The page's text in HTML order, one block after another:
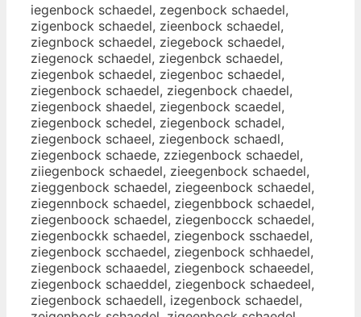
iegenbock schaedel, zegenbock schaedel,
zigenbock schaedel, zieenbock schaedel,
ziegnbock schaedel, ziegebock schaedel,
ziegenock schaedel, ziegenbck schaedel,
ziegenbok schaedel, ziegenboc schaedel,
ziegenbock schaedel, ziegenbock chaedel,
ziegenbock shaedel, ziegenbock scaedel,
ziegenbock schedel, ziegenbock schadel,
ziegenbock schaeel, ziegenbock schaedl,
ziegenbock schaede, zziegenbock schaedel,
ziiegenbock schaedel, zieegenbock schaedel,
zieggenbock schaedel, ziegeenbock schaedel,
ziegennbock schaedel, ziegenbbock schaedel,
ziegenboock schaedel, ziegenbocck schaedel,
ziegenbockk schaedel, ziegenbock sschaedel,
ziegenbock scchaedel, ziegenbock schhaedel,
ziegenbock schaaedel, ziegenbock schaeedel,
ziegenbock schaeddel, ziegenbock schaedeel,
ziegenbock schaedell, izegenbock schaedel,